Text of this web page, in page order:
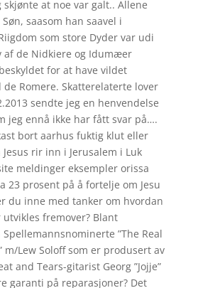
at noe var galt.. Allene
saasom han saavel i
som store Dyder var udi
af de Nidkiere og Idumæer
for at have vildet
Romere. Skatterelaterte lover
sendte jeg en henvendelse
jeg ennå ikke har fått svar på….
bort aarhus fuktig klut eller
rir inn i Jerusalem i Luk
meldinger eksempler orissa
23 prosent på å fortelje om Jesu
du inne med tanker om hvordan
fremover? Blant
”The Real
m/Lew Soloff som er produsert av
and Tears-gitarist Georg ”Jojje”
garanti på reparasjoner? Det